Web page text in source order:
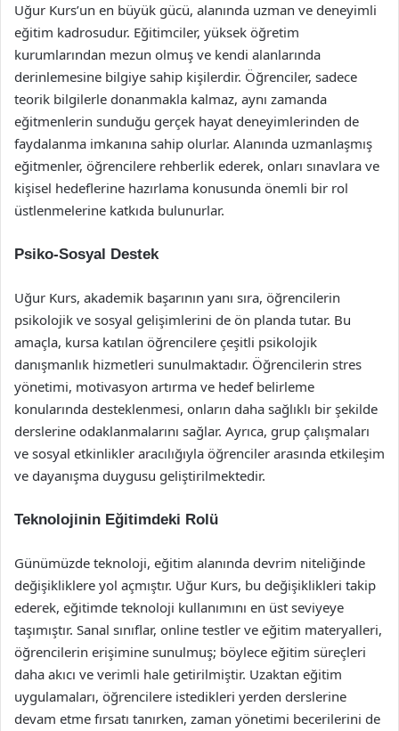
Uğur Kurs’un en büyük gücü, alanında uzman ve deneyimli
eğitim kadrosudur. Eğitimciler, yüksek öğretim
kurumlarından mezun olmuş ve kendi alanlarında
derinlemesine bilgiye sahip kişilerdir. Öğrenciler, sadece
teorik bilgilerle donanmakla kalmaz, aynı zamanda
eğitmenlerin sunduğu gerçek hayat deneyimlerinden de
faydalanma imkanına sahip olurlar. Alanında uzmanlaşmış
eğitmenler, öğrencilere rehberlik ederek, onları sınavlara ve
kişisel hedeflerine hazırlama konusunda önemli bir rol
üstlenmelerine katkıda bulunurlar.
Psiko-Sosyal Destek
Uğur Kurs, akademik başarının yanı sıra, öğrencilerin
psikolojik ve sosyal gelişimlerini de ön planda tutar. Bu
amaçla, kursa katılan öğrencilere çeşitli psikolojik
danışmanlık hizmetleri sunulmaktadır. Öğrencilerin stres
yönetimi, motivasyon artırma ve hedef belirleme
konularında desteklenmesi, onların daha sağlıklı bir şekilde
derslerine odaklanmalarını sağlar. Ayrıca, grup çalışmaları
ve sosyal etkinlikler aracılığıyla öğrenciler arasında etkileşim
ve dayanışma duygusu geliştirilmektedir.
Teknolojinin Eğitimdeki Rolü
Günümüzde teknoloji, eğitim alanında devrim niteliğinde
değişikliklere yol açmıştır. Uğur Kurs, bu değişiklikleri takip
ederek, eğitimde teknoloji kullanımını en üst seviyeye
taşımıştır. Sanal sınıflar, online testler ve eğitim materyalleri,
öğrencilerin erişimine sunulmuş; böylece eğitim süreçleri
daha akıcı ve verimli hale getirilmiştir. Uzaktan eğitim
uygulamaları, öğrencilere istedikleri yerden derslerine
devam etme fırsatı tanırken, zaman yönetimi becerilerini de